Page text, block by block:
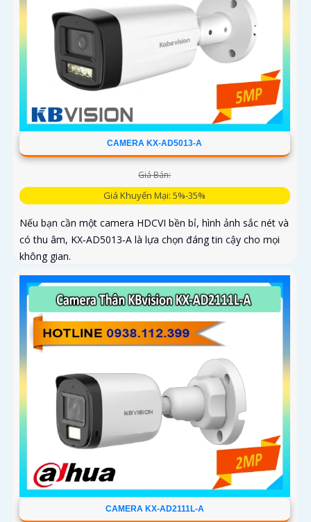
CAMERA KX-AD5013-A
Giá Bán:
Giá Khuyến Mại: 5%-35%
Nếu bạn cần một camera HDCVI bền bỉ, hình ảnh sắc nét và
có thu âm, KX‑AD5013‑A là lựa chọn đáng tin cậy cho mọi
không gian.
CAMERA KX-AD2111L-A